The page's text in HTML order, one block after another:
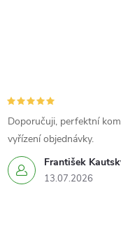
František
13.07.2026
Doporučuji, perfektní
vyřízení objednávky.